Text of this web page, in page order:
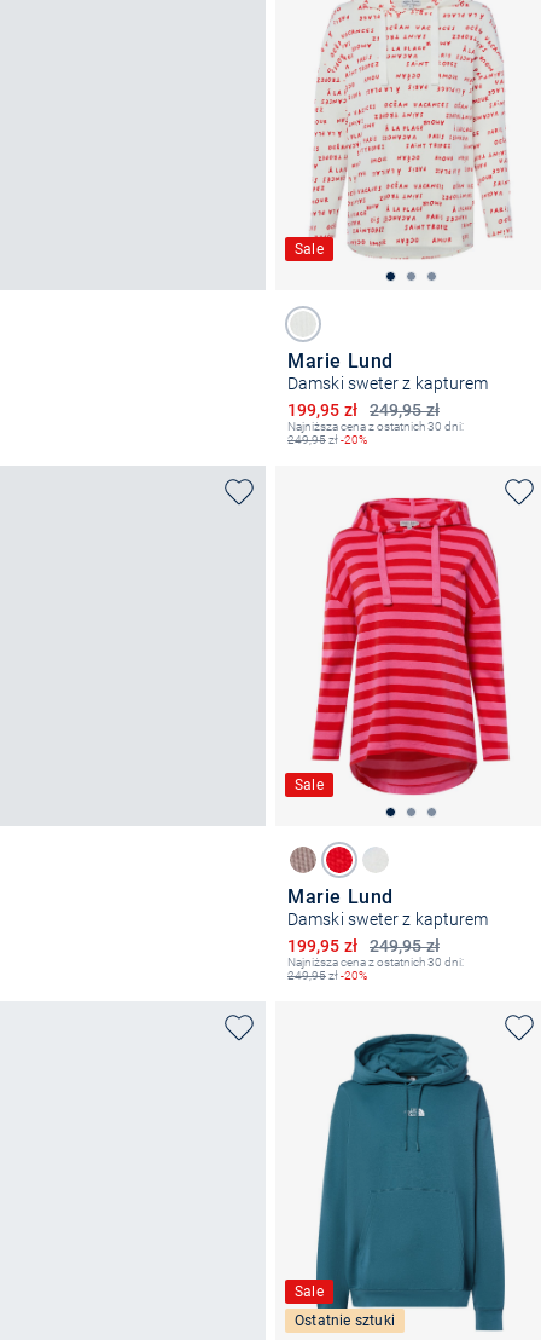
Sale
Marie Lund
Damski sweter z kapturem
249,95 zł
Obniżona cena
199,95 zł
Najniższa cena z ostatnich 30 dni:
249,95zł-20%
Sale
Marie Lund
Damski sweter z kapturem
249,95 zł
Obniżona cena
199,95 zł
Najniższa cena z ostatnich 30 dni:
249,95zł-20%
Sale
Ostatnie sztuki